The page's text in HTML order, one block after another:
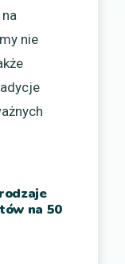
nie
na 50